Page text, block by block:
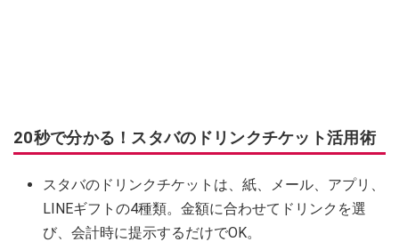
20秒で分かる！スタバのドリンクチケット活用術
スタバのドリンクチケットは、紙、メール、アプリ、
LINEギフトの4種類。金額に合わせてドリンクを選
び、会計時に提示するだけでOK。